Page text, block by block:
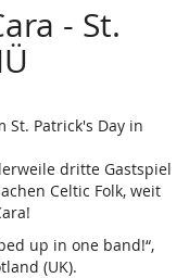
- St.
Patrick's Day in
dritte Gastspiel
Celtic Folk, weit
up in one band!“,
(UK).